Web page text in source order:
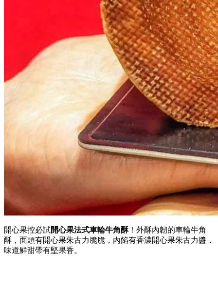
開心果控必試開心果法式車輪牛角酥！外酥內韌的車輪牛角
酥，面頭有開心果朱古力脆脆， 內餡有香濃開心果朱古力醬，
味道鮮甜帶有堅果香。